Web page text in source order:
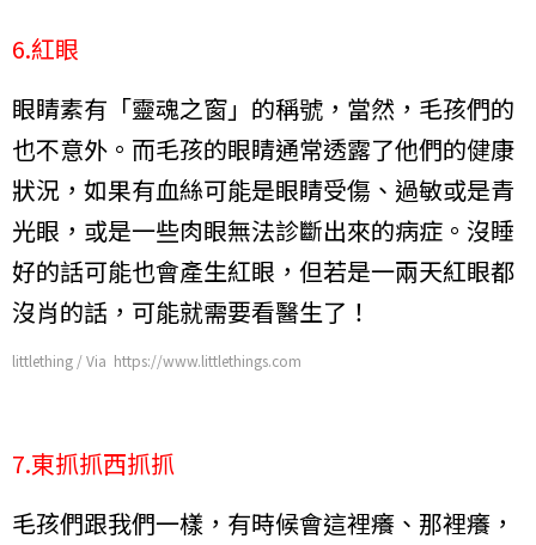
6.紅眼
眼睛素有「靈魂之窗」的稱號，當然，毛孩們的
也不意外。而毛孩的眼睛通常透露了他們的健康
狀況，如果有血絲可能是眼睛受傷、過敏或是青
光眼，或是一些肉眼無法診斷出來的病症。沒睡
好的話可能也會產生紅眼，但若是一兩天紅眼都
沒肖的話，可能就需要看醫生了！
littlething / Via https://www.littlethings.com
7.東抓抓西抓抓
毛孩們跟我們一樣，有時候會這裡癢、那裡癢，